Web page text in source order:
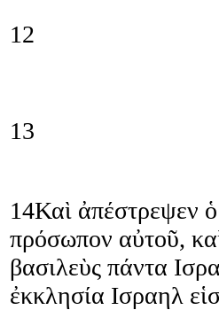
12
13
14Καὶ ἀπέστρεψεν ὁ
πρόσωπον αὐτοῦ,
βασιλεὺς πάντα
ἐκκλησία Ισραηλ